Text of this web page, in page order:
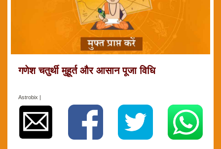
गणेश चतुर्थी मुहूर्त और आसान पूजा विधि
Astrobix |